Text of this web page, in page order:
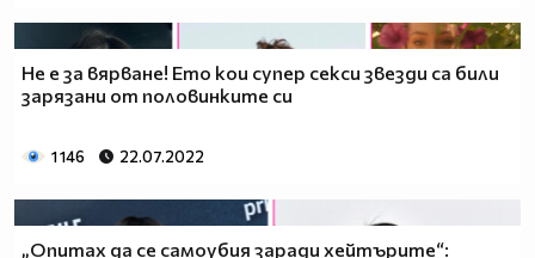
Не е за вярване! Ето кои супер секси звезди са били
зарязани от половинките си
1 146 22.07.2022
„Опитах да се самоубия заради хейтърите“: